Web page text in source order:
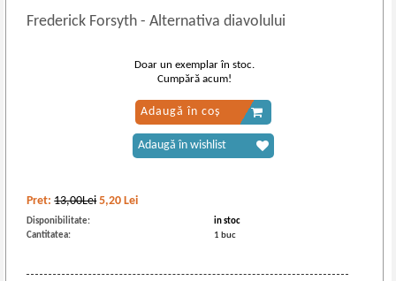
Frederick Forsyth- Alternativa diavolului
Pret:13,00Lei 5,20 Lei
Disponibilitate:
in stoc
Cantitatea:
1 buc
Doar un exemplar în stoc.
Cumpără acum!
Adaugă în coș
Adaugă în wishlist